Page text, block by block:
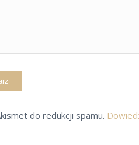
do redukcji spamu.